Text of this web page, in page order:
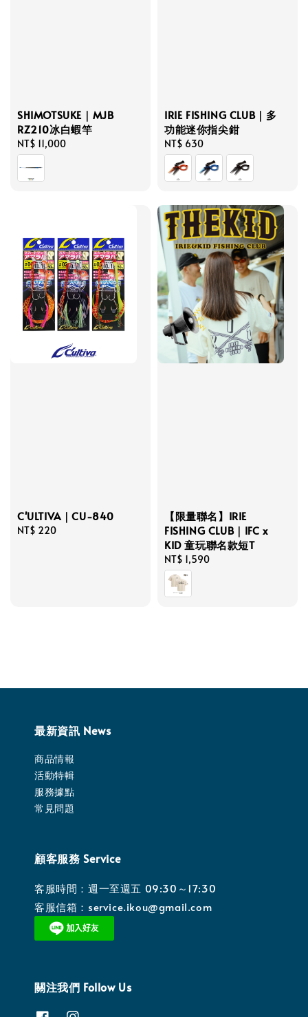
SHIMOTSUKE｜MJB
RZ210冰白蝦竿
Regular
price
NT$ 11,000
IRIE FISHING CLUB｜多
功能迷你指尖鉗
Regular
price
NT$ 630
C'ULTIVA｜CU-840
Regular
NT$ 220
【限量聯名】IRIE
FISHING CLUB｜IFC x
KID 童玩聯名款短T
Regular
price
NT$ 1,590
最新資訊 News
商品情報
活動特輯
服務據點
常見問題
顧客服務 Service
客服時間：週一至週五 09:30～17:30
客服信箱：service.ikou@gmail.com
關注我們 Follow Us